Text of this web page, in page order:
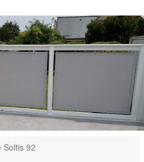
Soltis 92